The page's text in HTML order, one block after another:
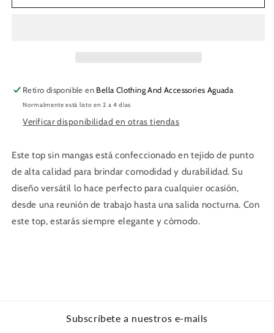
Retiro disponible en Bella Clothing And Accessories Aguada
Normalmente está listo en 2 a 4 días
Verificar disponibilidad en otras tiendas
Este top sin mangas está confeccionado en tejido de punto
de alta calidad para brindar comodidad y durabilidad. Su
diseño versátil lo hace perfecto para cualquier ocasión,
desde una reunión de trabajo hasta una salida nocturna. Con
este top, estarás siempre elegante y cómodo.
Subscríbete a nuestros e-mails